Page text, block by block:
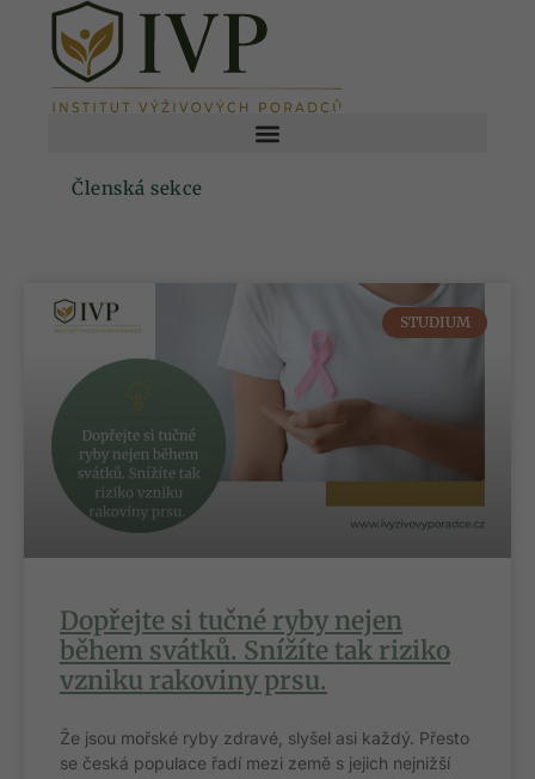
Členská sekce
STUDIUM
Dopřejte si tučné ryby nejen
během svátků. Snížíte tak riziko
vzniku rakoviny prsu.
Že jsou mořské ryby zdravé, slyšel asi každý. Přesto
se česká populace řadí mezi země s jejich nejnižší